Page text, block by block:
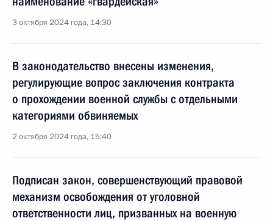
3 октября 2024 года, 14:30
В законодательство внесены изменения,
регулирующие вопрос заключения контракта
о прохождении военной службы с отдельными
категориями обвиняемых
2 октября 2024 года, 15:40
Подписан закон, совершенствующий правовой
механизм освобождения от уголовной
ответственности лиц, призванных на военную